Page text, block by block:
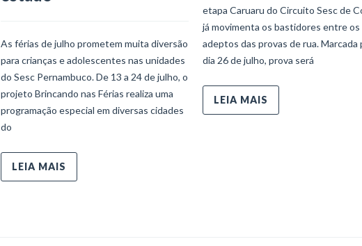
As férias de julho prometem muita diversão
para crianças e adolescentes nas unidades
do Sesc Pernambuco. De 13 a 24 de julho, o
projeto Brincando nas Férias realiza uma
programação especial em diversas cidades
do
LEIA MAIS
etapa Caruaru do Circuito Sesc de
já movimenta os bastidores entre os
adeptos das provas de rua. Marcada
dia 26 de julho, prova será
LEIA MAIS